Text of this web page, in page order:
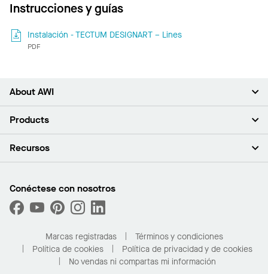
Instrucciones y guías
Instalación - TECTUM DESIGNART – Lines
PDF
About AWI
Acerca de nosotros
Sala de prensa
¿Cuáles son mis opciones de compra?
Products
Plafones
Capacidades personalizadas
Desempeño
Recursos
Buscar un distribuidor
Solicitar muestras
Compre en línea con Kanopi
Para el hogar
Conéctese con nosotros
Marcas registradas
Términos y condiciones
Política de cookies
Política de privacidad y de cookies
No vendas ni compartas mi información